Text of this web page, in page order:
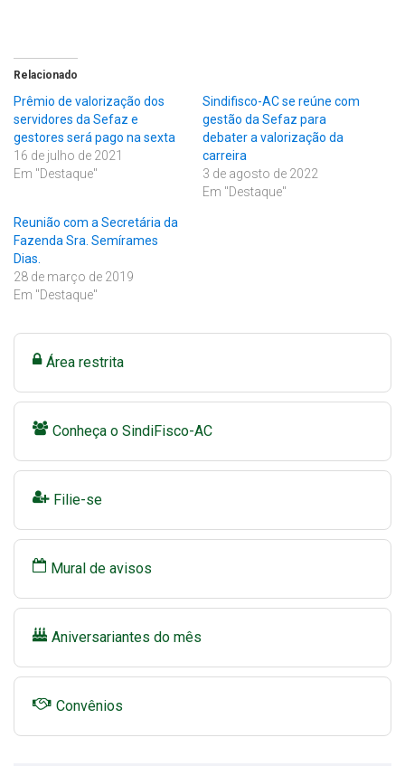
Relacionado
Prêmio de valorização dos
servidores da Sefaz e
gestores será pago na sexta
16 de julho de 2021
Em "Destaque"
Sindifisco-AC se reúne com
gestão da Sefaz para
debater a valorização da
carreira
3 de agosto de 2022
Em "Destaque"
Reunião com a Secretária da
Fazenda Sra. Semírames
Dias.
28 de março de 2019
Em "Destaque"
Área restrita
Conheça o SindiFisco-AC
Filie-se
Mural de avisos
Aniversariantes do mês
Convênios